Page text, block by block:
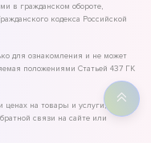
в гражданском обороте,
кодекса Российской
для ознакомления и не может
положениями Статьей 437 ГК
на товары и услуги,
связи на сайте или